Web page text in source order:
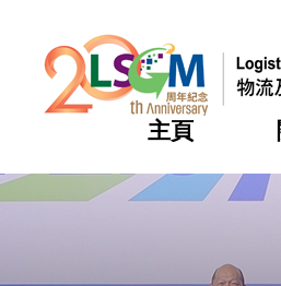
主頁
熱門
熱門
熱門
熱門
熱門